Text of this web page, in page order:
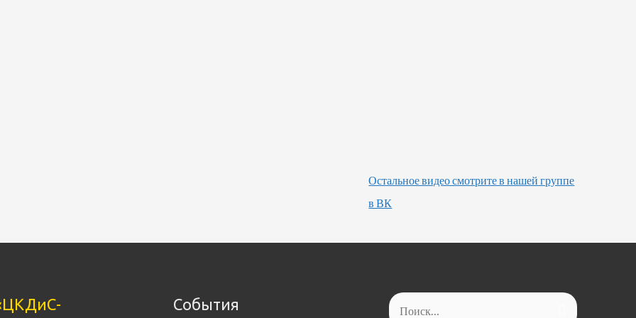
Остальное видео смотрите в нашей группе
в ВК
События Найти: